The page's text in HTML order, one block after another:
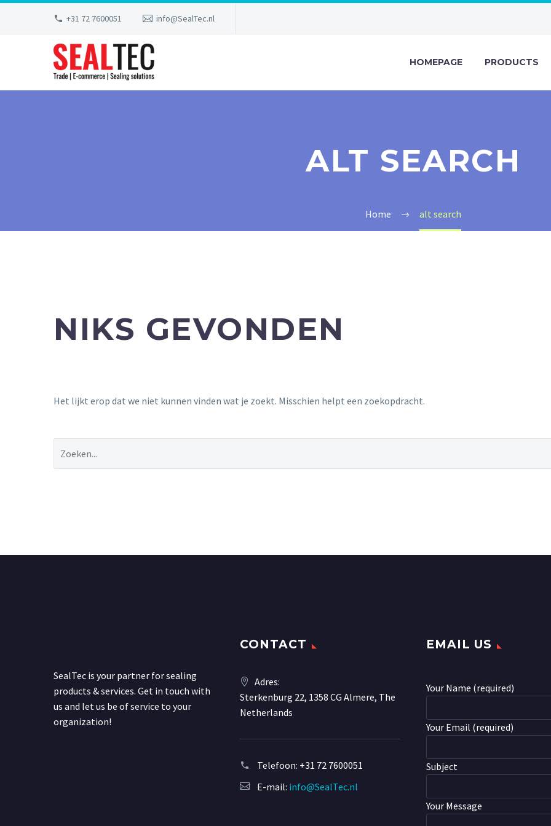
+31 72 7600051 info@SealTec.nl
HOMEPAGE PRODUCTS
ALT SEARCH
Home alt search
NIKS GEVONDEN
Het lijkt erop dat we niet kunnen vinden wat je zoekt. Misschien helpt een zoekopdracht.
SealTec is your partner for sealing
products & services. Get in touch with
us and let us be of service to your
organization!
CONTACT
Adres:
Sterkenburg 22, 1358 CG Almere, The
Netherlands
Telefoon: +31 72 7600051
E-mail: info@SealTec.nl
EMAIL US
Your Name (required)
Your Email (required)
Subject
Your Message